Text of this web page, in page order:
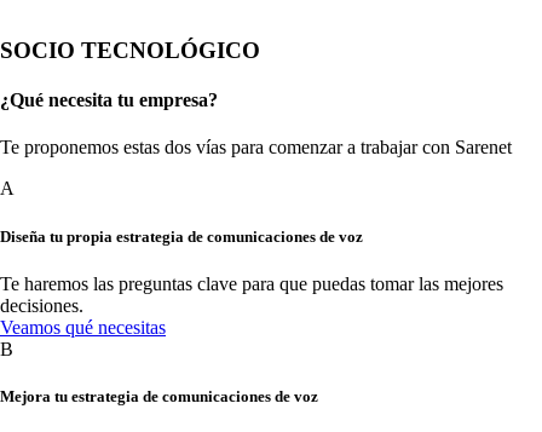
SOCIO TECNOLÓGICO
¿Qué necesita tu empresa?
Te proponemos estas dos vías para comenzar a trabajar con Sarenet
A
Diseña tu propia estrategia de comunicaciones de voz
Te haremos las preguntas clave para que puedas tomar las mejores
decisiones.
Veamos qué necesitas
B
Mejora tu estrategia de comunicaciones de voz